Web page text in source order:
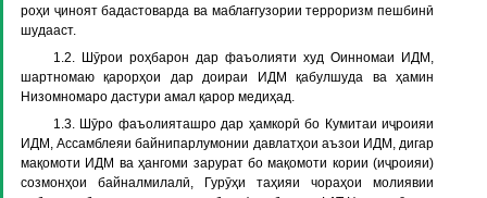
роҳи ҷиноят бадастоварда ва маблағгузории терроризм пешбинӣ
шудааст.
1.2. Шӯрои роҳбарон дар фаъолияти худ Оинномаи ИДМ,
шартномаю қарорҳои дар доираи ИДМ қабулшуда ва ҳамин
Низомномаро дастури амал қарор медиҳад.
1.3. Шӯро фаъолияташро дар ҳамкорӣ бо Кумитаи иҷроияи
ИДМ, Ассамблеяи байнипарлумонии давлатҳои аъзои ИДМ, дигар
мақомоти ИДМ ва ҳангоми зарурат бо мақомоти кории (иҷроияи)
созмонҳои байналмилалӣ, Гурӯҳи таҳияи чораҳои молиявии